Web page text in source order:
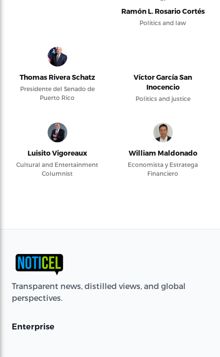
Ramón L. Rosario Cortés
Politics and law
Thomas Rivera Schatz
Presidente del Senado de
Puerto Rico
Víctor García San
Inocencio
Politics and justice
Luisito Vigoreaux
Cultural and Entertainment
Columnist
William Maldonado
Economista y Estratega
Financiero
Transparent news, distilled views, and global
perspectives.
Enterprise